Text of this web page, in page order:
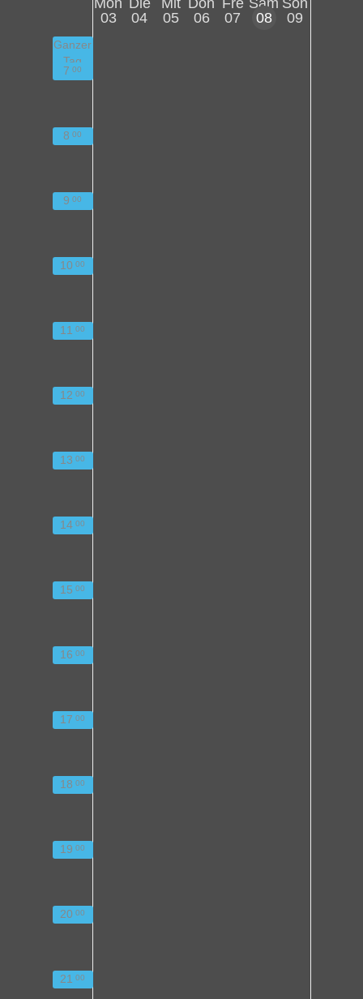
Mon
03
Die
04
Mit
05
Don
06
Fre
07
Sam
08
Son
09
Ganzer
Tag
7 00
8 00
9 00
10 00
11 00
12 00
13 00
14 00
15 00
16 00
17 00
18 00
19 00
20 00
21 00